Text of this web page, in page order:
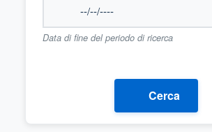
Data di fine del periodo di ricerca
Cerca